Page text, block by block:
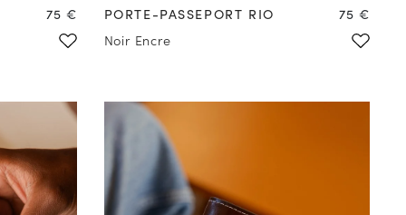
Prix
75 €
PORTE-PASSEPORT RIO
Noir Encre
Prix
75 €